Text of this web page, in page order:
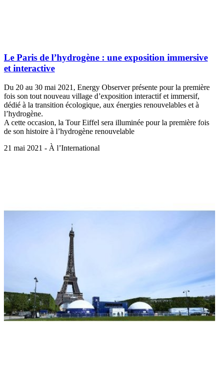
Le Paris de l’hydrogène : une exposition immersive
et interactive
Du 20 au 30 mai 2021, Energy Observer présente pour la première
fois son tout nouveau village d’exposition interactif et immersif,
dédié à la transition écologique, aux énergies renouvelables et à
l’hydrogène.
A cette occasion, la Tour Eiffel sera illuminée pour la première fois
de son histoire à l’hydrogène renouvelable
21 mai 2021 - À l’International